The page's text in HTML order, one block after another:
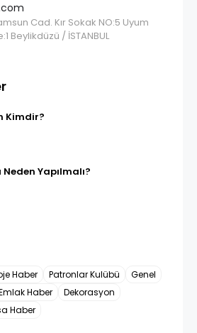
Cad. Kır Sokak NO:5 Uyum
Beylikdüzü / İSTANBUL
Kimdir?
Neden Yapılmalı?
Haber Patronlar Kulübü
Genel
Haber
Dekorasyon
Haber